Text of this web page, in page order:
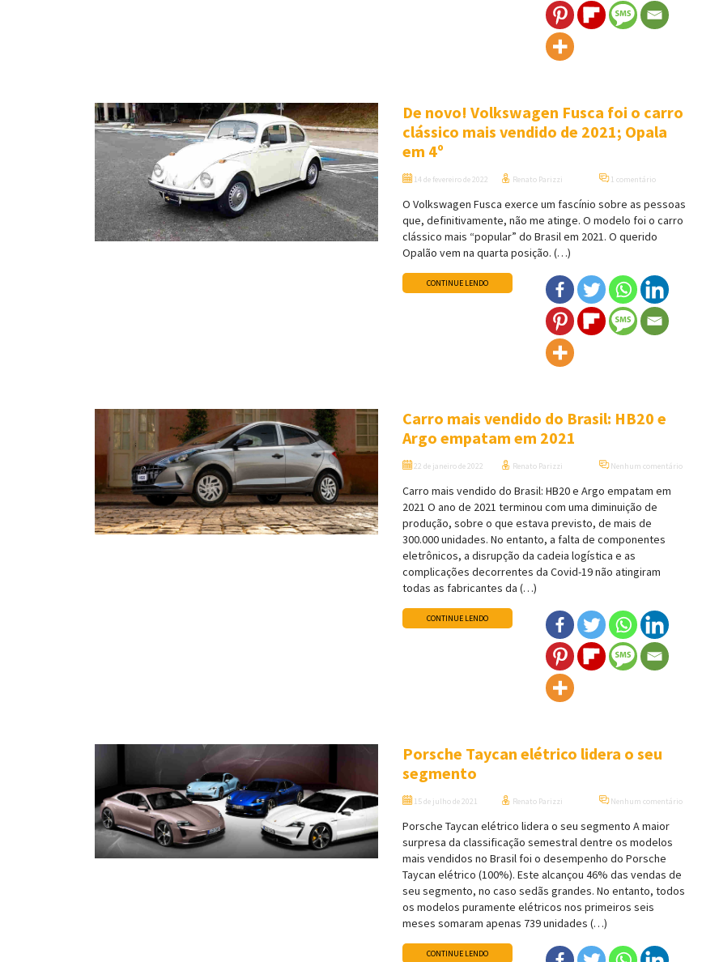
De novo! Volkswagen Fusca foi o carro
clássico mais vendido de 2021; Opala
em 4º
14 de fevereiro de 2022 Renato Parizzi 1 comentário
O Volkswagen Fusca exerce um fascínio sobre as pessoas
que, definitivamente, não me atinge. O modelo foi o carro
clássico mais “popular” do Brasil em 2021. O querido
Opalão vem na quarta posição. (…)
CONTINUE LENDO
Carro mais vendido do Brasil: HB20 e
Argo empatam em 2021
22 de janeiro de 2022 Renato Parizzi Nenhum comentário
Carro mais vendido do Brasil: HB20 e Argo empatam em
2021 O ano de 2021 terminou com uma diminuição de
produção, sobre o que estava previsto, de mais de
300.000 unidades. No entanto, a falta de componentes
eletrônicos, a disrupção da cadeia logística e as
complicações decorrentes da Covid-19 não atingiram
todas as fabricantes da (…)
CONTINUE LENDO
Porsche Taycan elétrico lidera o seu
segmento
15 de julho de 2021 Renato Parizzi Nenhum comentário
Porsche Taycan elétrico lidera o seu segmento A maior
surpresa da classificação semestral dentre os modelos
mais vendidos no Brasil foi o desempenho do Porsche
Taycan elétrico (100%). Este alcançou 46% das vendas de
seu segmento, no caso sedãs grandes. No entanto, todos
os modelos puramente elétricos nos primeiros seis
meses somaram apenas 739 unidades (…)
CONTINUE LENDO